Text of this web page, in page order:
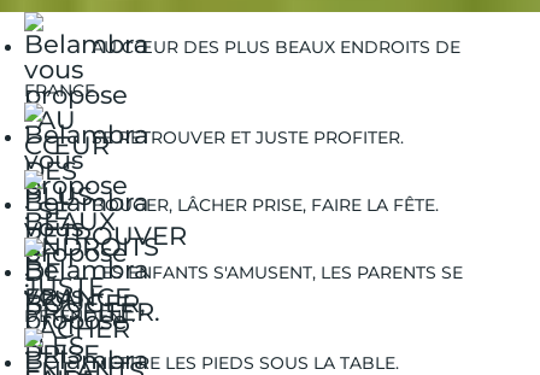
AU CŒUR DES PLUS BEAUX ENDROITS DE
FRANCE.
SE RETROUVER ET JUSTE PROFITER.
BOUGER, LÂCHER PRISE, FAIRE LA FÊTE.
LES ENFANTS S'AMUSENT, LES PARENTS SE
DÉTENDENT.
METTRE LES PIEDS SOUS LA TABLE.